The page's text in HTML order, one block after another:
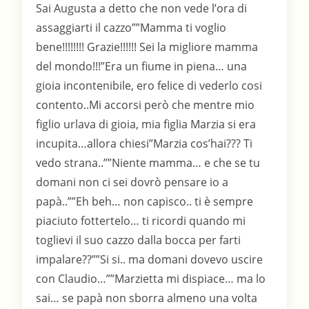
Sai Augusta a detto che non vede l’ora di
assaggiarti il cazzo””Mamma ti voglio
bene!!!!!!!! Grazie!!!!!! Sei la migliore mamma
del mondo!!!”Era un fiume in piena… una
gioia incontenibile, ero felice di vederlo cosi
contento..Mi accorsi però che mentre mio
figlio urlava di gioia, mia figlia Marzia si era
incupita…allora chiesi”Marzia cos’hai??? Ti
vedo strana..””Niente mamma… e che se tu
domani non ci sei dovrò pensare io a
papà..””Eh beh… non capisco.. ti è sempre
piaciuto fottertelo… ti ricordi quando mi
toglievi il suo cazzo dalla bocca per farti
impalare??””Si si.. ma domani dovevo uscire
con Claudio…””Marzietta mi dispiace… ma lo
sai… se papà non sborra almeno una volta